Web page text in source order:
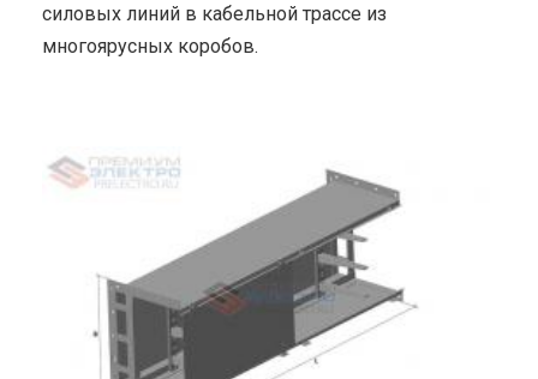
силовых линий в кабельной трассе из
многоярусных коробов.